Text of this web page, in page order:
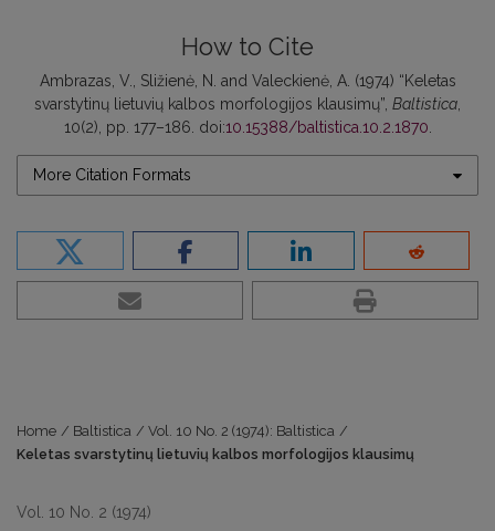
How to Cite
Ambrazas, V., Sližienė, N. and Valeckienė, A. (1974) “Keletas
svarstytinų lietuvių kalbos morfologijos klausimų”, Baltistica
10(2), pp. 177–186. doi:10.15388/baltistica.10.2.1870
More Citation Formats
Home / Baltistica / Vol. 10 No. 2 (1974): Baltistica /
Keletas svarstytinų lietuvių kalbos morfologijos klausimų
Vol. 10 No. 2 (1974)